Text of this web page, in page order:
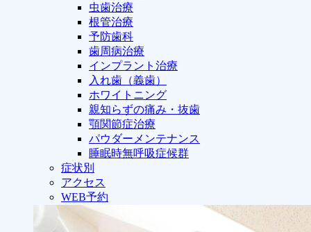
虫歯治療
根管治療
予防歯科
歯周病治療
インプラント治療
入れ歯（義歯）
ホワイトニング
親知らずの痛み・抜歯
顎関節症治療
パウダーメンテナンス
睡眠時無呼吸症候群
症状別
アクセス
WEB予約